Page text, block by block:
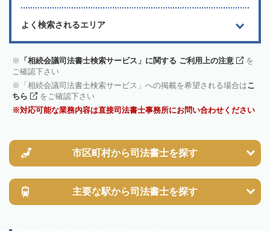
よく検索されるエリア
「相続会議司法書士検索サービス」に関する ご利用上の注意
を
ご確認下さい
「相続会議司法書士検索サービス」への掲載を希望される場合はこ
ちら
をご確認下さい
対応可能な業務内容は直接司法書士事務所にお問い合わせください
市区町村から司法書士を探す
主要な駅から司法書士を探す